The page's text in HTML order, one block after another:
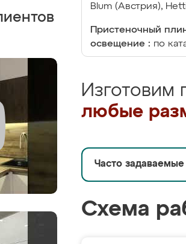
Blum (Австрия),
Пристеночный
освещение : по
Изготовим
любые
Часто
Схема